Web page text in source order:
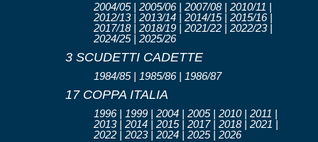
2004/05 | 2005/06 | 2007/08 | 2010/11 |
2012/13 | 2013/14 | 2014/15 | 2015/16 |
2017/18 | 2018/19 | 2021/22 | 2022/23 |
2024/25 | 2025/26
3 SCUDETTI CADETTE
1984/85 | 1985/86 | 1986/87
17 COPPA ITALIA
1996 | 1999 | 2004 | 2005 | 2010 | 2011 |
2013 | 2014 | 2015 | 2017 | 2018 | 2021 |
2022 | 2023 | 2024 | 2025 | 2026